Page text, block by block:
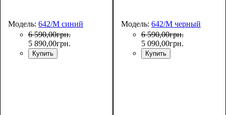
Модель: 642/M синий
6 590,00грн.
5 890,00грн.
Купить
Модель: 642/M черный
6 590,00грн.
5 090,00грн.
Купить